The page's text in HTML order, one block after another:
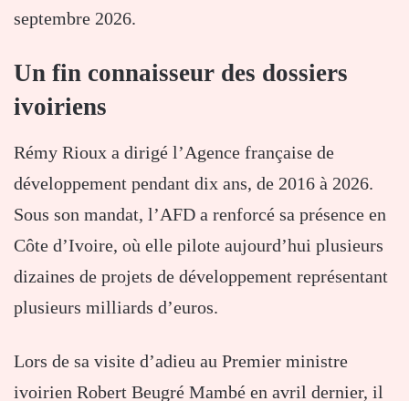
septembre 2026.
Un fin connaisseur des dossiers
ivoiriens
Rémy Rioux a dirigé l’Agence française de
développement pendant dix ans, de 2016 à 2026.
Sous son mandat, l’AFD a renforcé sa présence en
Côte d’Ivoire, où elle pilote aujourd’hui plusieurs
dizaines de projets de développement représentant
plusieurs milliards d’euros.
Lors de sa visite d’adieu au Premier ministre
ivoirien Robert Beugré Mambé en avril dernier, il